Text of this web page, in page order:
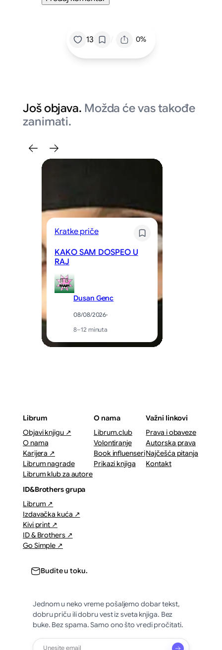
13 / 0%
Još objava. Možda će vas takođe
zanimati.
Kratke priče
KAKO SAM DOSPEO U
RAJ
Dusan Genc
08/08/2026·
8–12 minuta
Librum
Objavi knjigu ↗
O nama
Karijera ↗
Librum nagrade
Librum klub za autore
O nama
Librum.club
Volontiranje
Book influenseri
Prikazi knjiga
Važni linkovi
Prava i obaveze
Autorska prava
Najčešća pitanja
Kontakt
ID&Brothers grupa
Librum ↗
Izdavačka kuća ↗
Kivi print ↗
ID & Brothers ↗
Go Simple ↗
Budite u toku.
Jednom u neko vreme pošaljemo dobar tekst,
dobru priču ili dobru vest iz sveta knjiga. Bez
buke. Bez spama. Samo ono što vredi pročitati.